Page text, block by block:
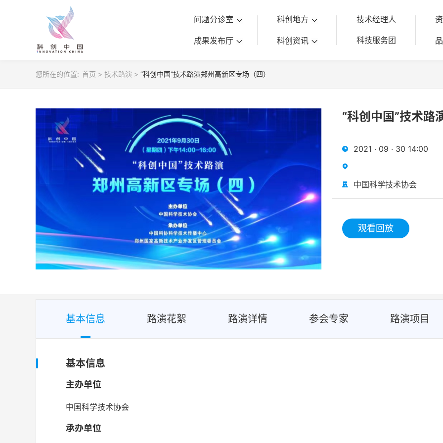
问题分诊室
成果发布厅
科创地方
科创资讯
技术经理人
科技服务团
您所在的位置: 首页 > 技术路演 > “科创中国”技术路演郑州高新区专场（四）
“科创中国”技术路
 2021 · 09 · 30 14:00

 中国科学技术协会
观看回放
基本信息 路演花絮 路演详情 参会专家 路演项目
基本信息
主办单位
中国科学技术协会
承办单位